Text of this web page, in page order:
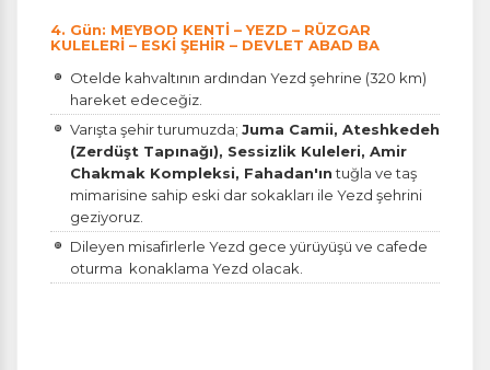
gereklidir. Bu çerezler olmadan site düzgün çalışmaz
ve devre dışı bırakılamaz.
İstatistik Çerezleri
Ziyaretçilerin siteyi nasıl kullandığını anonim olarak
ölçeriz. Hangi sayfaların popüler olduğunu ve
kullanıcıların nerede zorluk yaşadığını anlamamıza
yardımcı olur.
4. Gün: MEYBOD KENTİ – YEZD – RÜZGAR
KULELERİ – ESKİ ŞEHİR – DEVLET ABAD BA
Otelde kahvaltının ardından Yezd şehrine (320 km)
hareket edeceğiz.
Varışta şehir turumuzda; Juma Camii, Ateshkedeh
(Zerdüşt Tapınağı), Sessizlik Kuleleri, Amir
Chakmak Kompleksi, Fahadan'ıntuğla ve taş
mimarisine sahip eski dar sokakları ile Yezd şehrini
geziyoruz.
Dileyen misafirlerle Yezd gece yürüyüşü ve cafede
oturma konaklama Yezd olacak.